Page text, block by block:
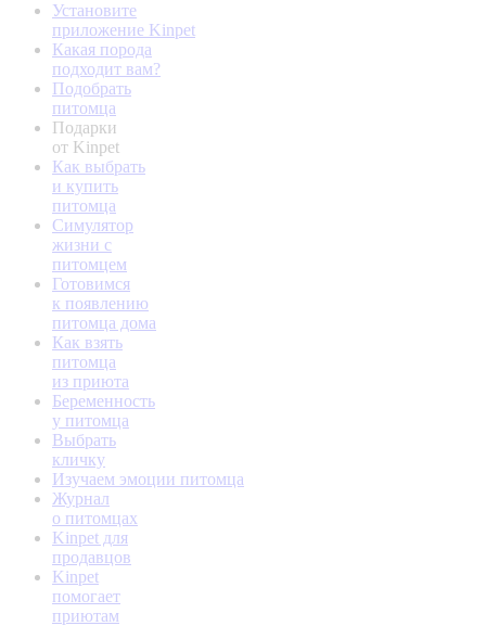
Установите
приложение Kinpet
Какая порода
подходит вам?
Подобрать
питомца
Подарки
от Kinpet
Как выбрать
и купить
питомца
Симулятор
жизни с
питомцем
Готовимся
к появлению
питомца дома
Как взять
питомца
из приюта
Беременность
у питомца
Выбрать
кличку
Изучаем эмоции питомца
Журнал
о питомцах
Kinpet для
продавцов
Kinpet
помогает
приютам